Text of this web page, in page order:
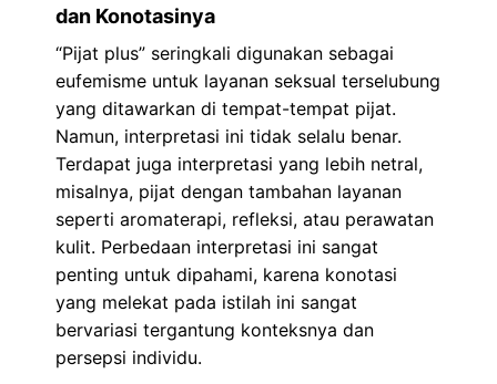
dan Konotasinya
“Pijat plus” seringkali digunakan sebagai
eufemisme untuk layanan seksual terselubung
yang ditawarkan di tempat-tempat pijat.
Namun, interpretasi ini tidak selalu benar.
Terdapat juga interpretasi yang lebih netral,
misalnya, pijat dengan tambahan layanan
seperti aromaterapi, refleksi, atau perawatan
kulit. Perbedaan interpretasi ini sangat
penting untuk dipahami, karena konotasi
yang melekat pada istilah ini sangat
bervariasi tergantung konteksnya dan
persepsi individu.